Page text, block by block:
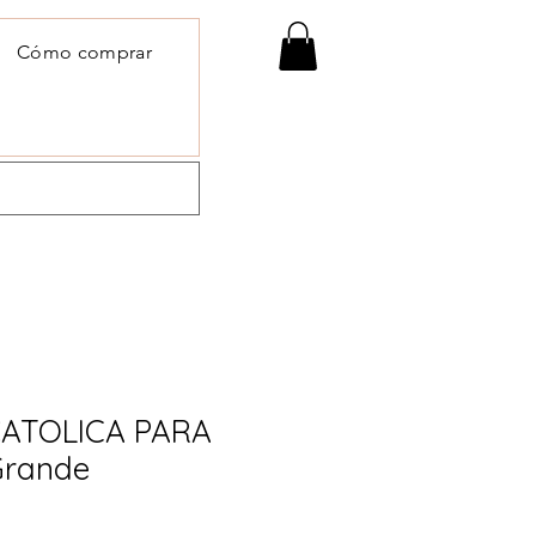
Cómo comprar
PARA